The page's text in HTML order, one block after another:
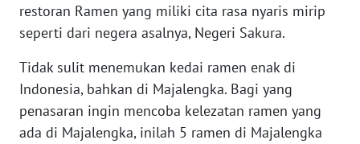
restoran Ramen yang miliki cita rasa nyaris mirip
seperti dari negera asalnya, Negeri Sakura.
Tidak sulit menemukan kedai ramen enak di
Indonesia, bahkan di Majalengka. Bagi yang
penasaran ingin mencoba kelezatan ramen yang
ada di Majalengka, inilah 5 ramen di Majalengka
WN
PAPUA
WN